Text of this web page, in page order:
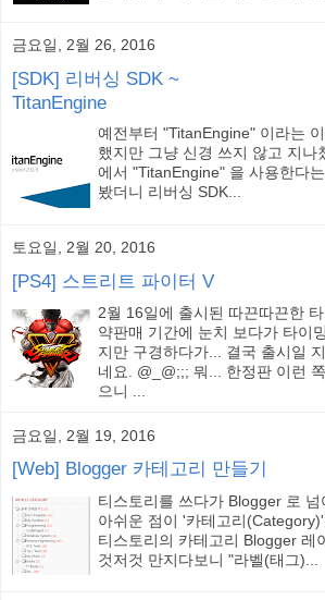
금요일, 2월 26, 2016
[SDK] 리버싱 SDK ~
TitanEngine
예전부터 "TitanEngine" 이라는
했지만 그냥 신경 쓰지 않고 지나
에서 "TitanEngine" 을 사용한다
봤더니 리버싱 SDK...
토요일, 2월 20, 2016
[PS4] 스트리트 파이터 V
2월 16일에 출시된 따끈따끈한
약판매 기간에 눈치 보다가 타이
지만 구경하다가... 결국 출시일
네요. @_@;;; 뭐... 한정판 이런
으니 ...
금요일, 2월 19, 2016
[Web] Blogger 카테고리 만들기
티스토리를 쓰다가 Blogger 로
아쉬운 점이 '카테고리
티스토리의 카테고리 Blogger 레
것저것 만지다보니 "라벨(태그)...